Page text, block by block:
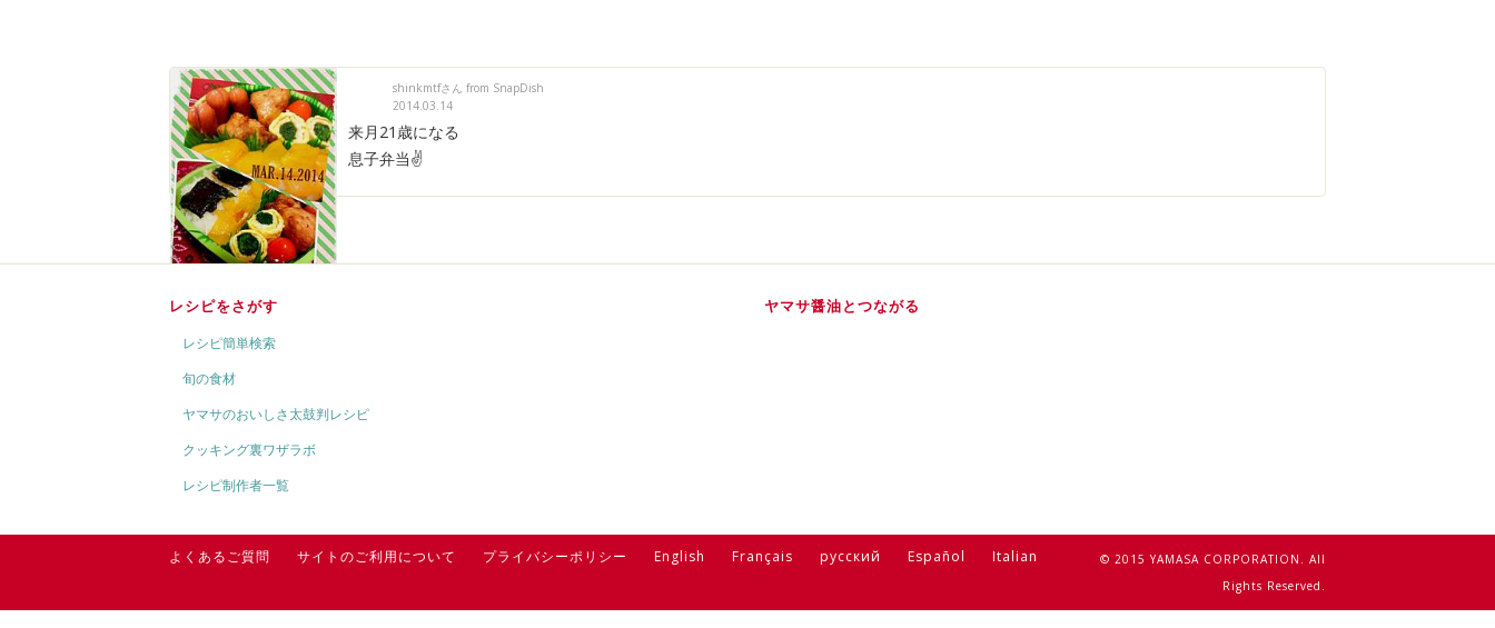
shinkmtfさん from SnapDish
2014.03.14
来月21歳になる
息子弁当✌
レシピをさがす
レシピ簡単検索
旬の食材
ヤマサのおいしさ太鼓判レシピ
クッキング裏ワザラボ
レシピ制作者一覧
ヤマサ醤油とつながる
よくあるご質問 サイトのご利用について プライバシーポリシー English Français русский Español Italian
© 2015 YAMASA CORPORATION. All
Rights Reserved.